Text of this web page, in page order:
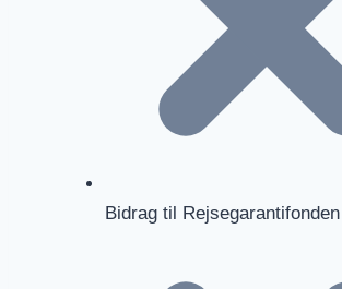
Bidrag til Rejsegarantifonden